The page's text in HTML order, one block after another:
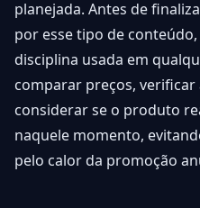
planejada. Antes de
por esse tipo de
disciplina usada em
comparar preços, verificar
considerar se o produto
naquele momento,
pelo calor da promoção